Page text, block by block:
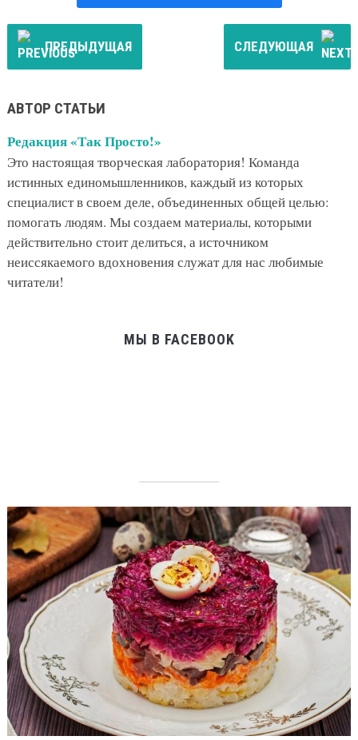
ПРЕДЫДУЩАЯ СЛЕДУЮЩАЯ
АВТОР СТАТЬИ
Редакция «Так Просто!»
Это настоящая творческая лаборатория! Команда
истинных единомышленников, каждый из которых
специалист в своем деле, объединенных общей целью:
помогать людям. Мы создаем материалы, которыми
действительно стоит делиться, а источником
неиссякаемого вдохновения служат для нас любимые
читатели!
МЫ В FACEBOOK